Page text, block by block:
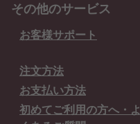
その他のサービス
お客様サポート
注文方法
お支払い方法
初めてご利用の方へ・よ